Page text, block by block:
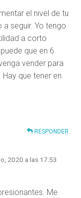
el nivel de tu
seguir. Yo tengo
a corto
que en 6
vender para
que tener en
RESPONDER
2020 a las 17:53
Me